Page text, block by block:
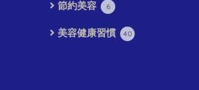
節約美容 6
美容健康習慣 40